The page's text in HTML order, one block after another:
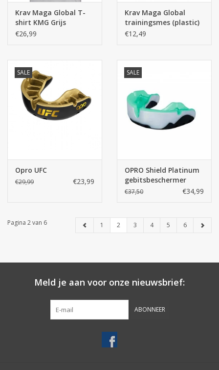
Krav Maga Global T-
shirt KMG Grijs
€26,99
Krav Maga Global
trainingsmes (plastic)
€12,49
SALE
Opro UFC
€29,99 €23,99
SALE
OPRO Shield Platinum
gebitsbeschermer
€37,50 €34,99
Pagina 2 van 6 1 2 3 4 5 6
Meld je aan voor onze nieuwsbrief:
ABONNEER